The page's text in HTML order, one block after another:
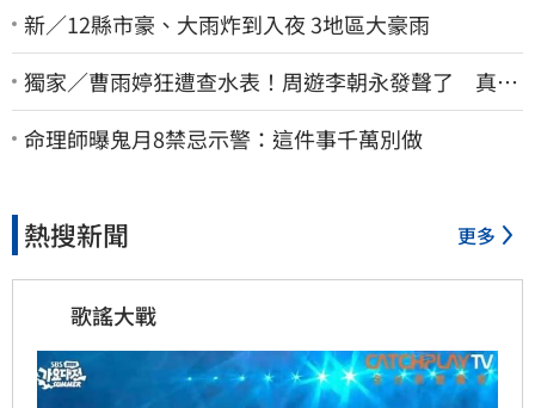
新／12縣市豪、大雨炸到入夜 3地區大豪雨
獨家／曹雨婷狂遭查水表！周遊李朝永發聲了 真實
看法曝光
命理師曝鬼月8禁忌示警：這件事千萬別做
熱搜新聞 更多
歌謠大戰